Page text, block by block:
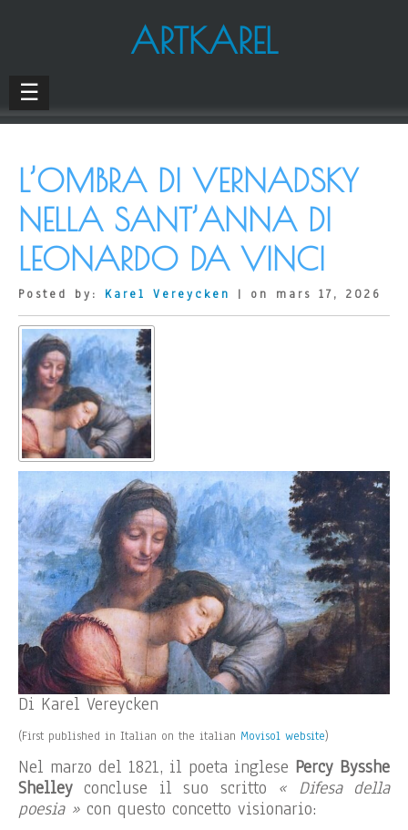
ARTKAREL
☰
L’OMBRA DI VERNADSKY
NELLA SANT’ANNA DI
LEONARDO DA VINCI
Posted by: Karel Vereycken | on mars 17, 2026
Di Karel Vereycken
(First published in Italian on the italian Movisol website)
Nel marzo del 1821, il poeta inglese Percy Bysshe
Shelley concluse il suo scritto « Difesa della
poesia » con questo concetto visionario: